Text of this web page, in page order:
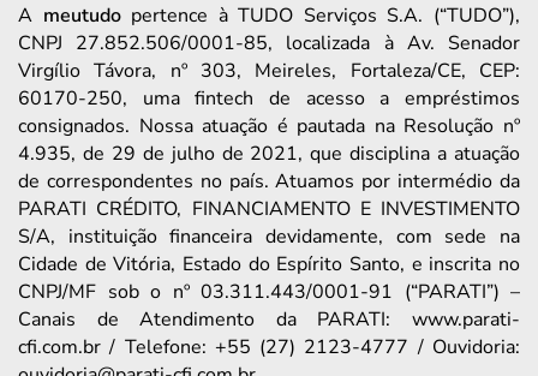
A meutudopertence à TUDO Serviços S.A. (“TUDO”),
CNPJ 27.852.506/0001-85, localizada à Av. Senador
Virgílio Távora, nº 303, Meireles, Fortaleza/CE, CEP:
60170-250, uma fintech de acesso a empréstimos
consignados. Nossa atuação é pautada na Resolução nº
4.935, de 29 de julho de 2021, que disciplina a atuação
de correspondentes no país. Atuamos por intermédio da
PARATI CRÉDITO, FINANCIAMENTO E INVESTIMENTO
S/A, instituição financeira devidamente, com sede na
Cidade de Vitória, Estado do Espírito Santo, e inscrita no
CNPJ/MF sob o nº 03.311.443/0001-91 (“PARATI”) –
Canais de Atendimento da PARATI: www.parati-
cfi.com.br / Telefone: +55 (27) 2123-4777 / Ouvidoria: